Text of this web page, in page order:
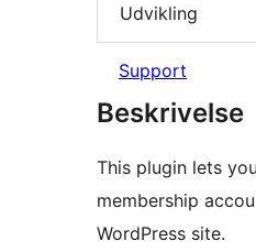
Udvikling
Support
Beskrivelse
This plugin lets
membership
WordPress site.